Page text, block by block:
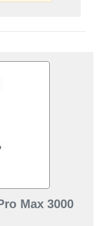
Max 3000